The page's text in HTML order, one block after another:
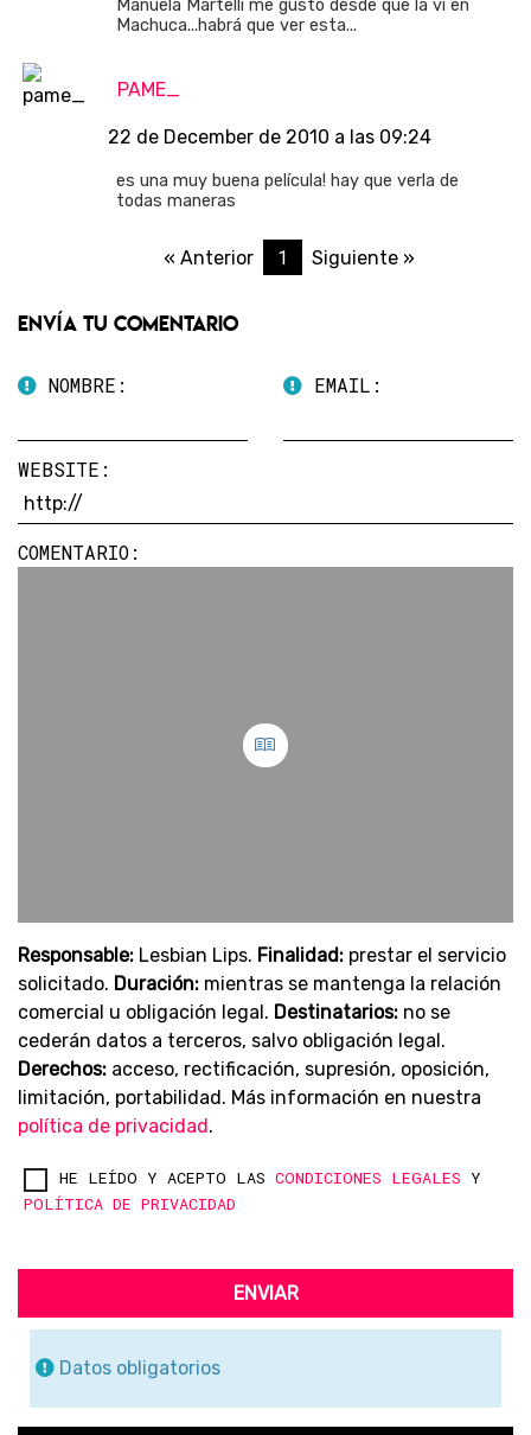
Manuela Martelli me gustó desde que la vi en
Machuca...habrá que ver esta...
PAME_
22 de December de 2010 a las 09:24
es una muy buena película! hay que verla de
todas maneras
« Anterior 1 Siguiente »
Envía tu comentario
NOMBRE: EMAIL:
WEBSITE:
COMENTARIO:
Responsable: Lesbian Lips. Finalidad: prestar el servicio
solicitado. Duración: mientras se mantenga la relación
comercial u obligación legal. Destinatarios: no se
cederán datos a terceros, salvo obligación legal.
Derechos: acceso, rectificación, supresión, oposición,
limitación, portabilidad. Más información en nuestra
política de privacidad .
HE LEÍDO Y ACEPTO LAS CONDICIONES LEGALES Y
POLÍTICA DE PRIVACIDAD
ENVIAR
Datos obligatorios